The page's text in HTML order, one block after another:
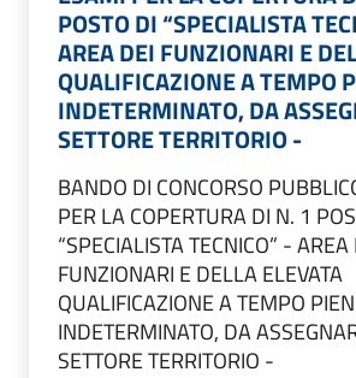
POSTO DI “SPECIALISTA
AREA DEI FUNZIONARI E
QUALIFICAZIONE A TEMPO
INDETERMINATO, DA
SETTORE TERRITORIO -
BANDO DI CONCORSO
PER LA COPERTURA DI N. 1
“SPECIALISTA TECNICO” - AREA
FUNZIONARI E DELLA ELEVATA
QUALIFICAZIONE A TEMPO
INDETERMINATO, DA
SETTORE TERRITORIO -